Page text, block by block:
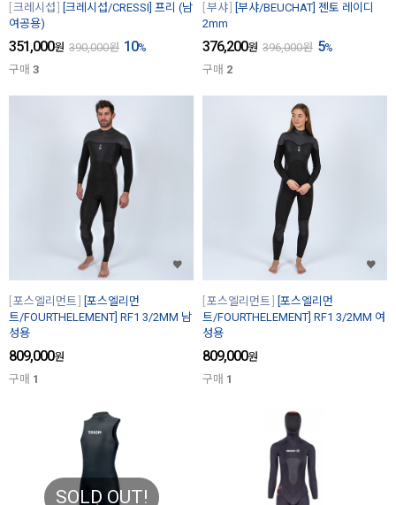
크레시섭
[크레시섭/CRESSI] 프리 (남
여공용)
351,000원 390,000원 10%
구매 3
부샤
[부샤/BEUCHAT] 젠토 레이디
2mm
376,200원 396,000원 5%
구매 2
포스엘리먼트
[포스엘리먼
트/FOURTHELEMENT] RF1 3/2MM 남
성용
809,000원
구매 1
포스엘리먼트
[포스엘리먼
트/FOURTHELEMENT] RF1 3/2MM 여
성용
809,000원
구매 1
SOLD OUT!